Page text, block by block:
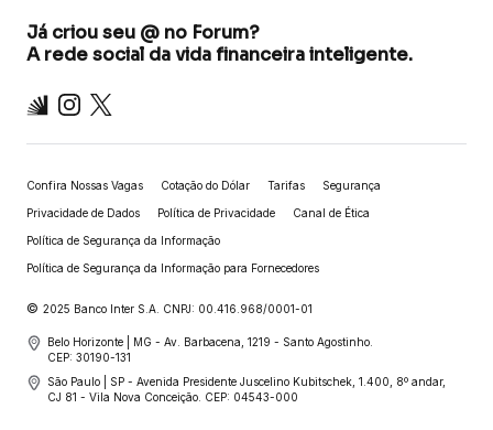
Já criou seu @ no Forum?
A rede social da vida financeira inteligente.
Inter Instagram
X
Confira Nossas Vagas Cotação do Dólar Tarifas Segurança
Privacidade de Dados Política de Privacidade Canal de Ética
Política de Segurança da Informação
Política de Segurança da Informação para Fornecedores
© 2025 Banco Inter S.A. CNPJ: 00.416.968/0001-01
Belo Horizonte | MG - Av. Barbacena, 1219 - Santo Agostinho.
CEP: 30190-131
São Paulo | SP - Avenida Presidente Juscelino Kubitschek, 1.400, 8º andar,
CJ 81 - Vila Nova Conceição. CEP: 04543-000